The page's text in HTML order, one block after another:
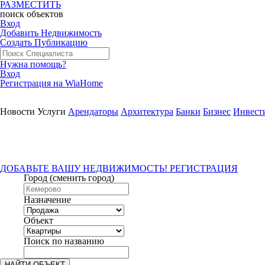
РАЗМЕСТИТЬ
поиск объектов
Вход
Добавить Недвижимость
Создать Публикацию
Нужна помощь?
Вход
Регистрация на WiaHome
Новости Услуги Арендаторы Архитектура Банки Бизнес
ДОБАВЬТЕ ВАШУ НЕДВИЖИМОСТЬ! РЕГИСТРАЦИЯ
Город (сменить город)
Назначение
Объект
Поиск по названию